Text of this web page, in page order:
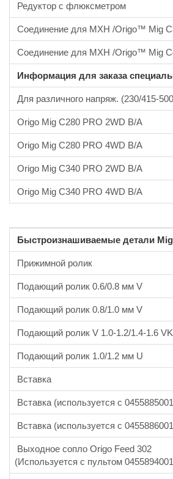
Редуктор с флюксметром
Соединение для MXH /Origo™ Mig
Соединение для MXH /Origo™ Mig
Информация для заказа
Для различного напряж. (230/415-
Origo Mig C280 PRO 2WD В/A
Origo Mig C280 PRO 4WD В/A
Origo Mig C340 PRO 2WD В/A
Origo Mig C340 PRO 4WD В/A
Быстроизнашиваемые детали
Прижимной ролик
Подающий ролик 0.6/0.8 мм V
Подающий ролик 0.8/1.0 мм V
Подающий ролик V 1.0-1.2/1.4-1.6
Подающий ролик 1.0/1.2 мм U
Вставка
Вставка (используется с
Вставка (используется с
Выходное сопло Origo Feed 302
(Используется с пультом